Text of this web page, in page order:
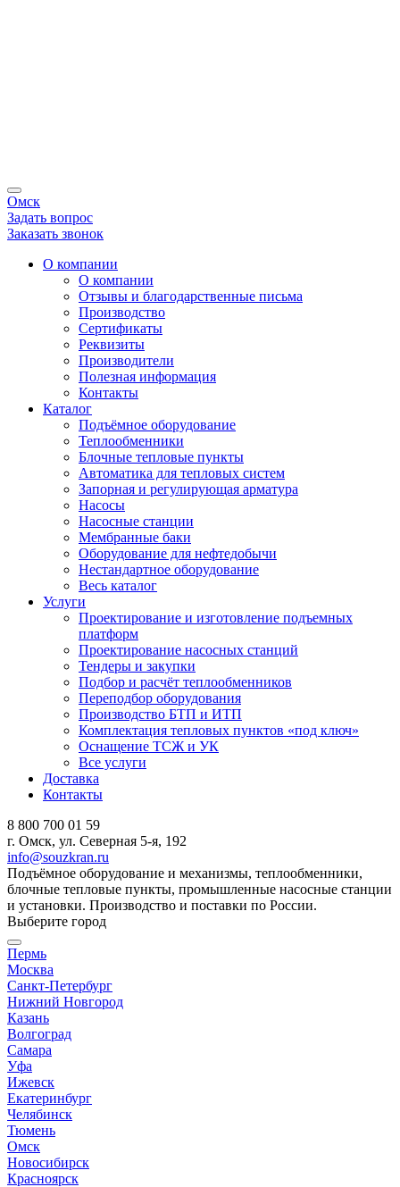
Омск
Задать вопрос
Заказать звонок
О компании
О компании
Отзывы и благодарственные письма
Производство
Сертификаты
Реквизиты
Производители
Полезная информация
Контакты
Каталог
Подъёмное оборудование
Теплообменники
Блочные тепловые пункты
Автоматика для тепловых систем
Запорная и регулирующая арматура
Насосы
Насосные станции
Мембранные баки
Оборудование для нефтедобычи
Нестандартное оборудование
Весь каталог
Услуги
Проектирование и изготовление подъемных
платформ
Проектирование насосных станций
Тендеры и закупки
Подбор и расчёт теплообменников
Переподбор оборудования
Производство БТП и ИТП
Комплектация тепловых пунктов «под ключ»
Оснащение ТСЖ и УК
Все услуги
Доставка
Контакты
8 800 700 01 59
г. Омск, ул. Северная 5-я, 192
info@souzkran.ru
Подъёмное оборудование и механизмы, теплообменники,
блочные тепловые пункты, промышленные насосные станции
и установки. Производство и поставки по России.
Выберите город
Пермь
Москва
Санкт-Петербург
Нижний Новгород
Казань
Волгоград
Самара
Уфа
Ижевск
Екатеринбург
Челябинск
Тюмень
Омск
Новосибирск
Красноярск